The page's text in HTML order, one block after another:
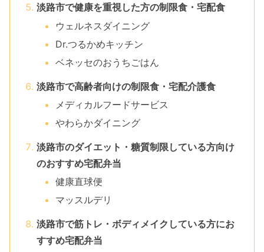
淡路市で健康を重視した方の制限食・宅配食
ウェルネスダイニング
Dr.つるかめキッチン
ベネッセのおうちごはん
淡路市で高齢者向けの制限食・宅配介護食
メディカルフードサービス
やわらかダイニング
淡路市のダイエット・糖質制限している方向け
のおすすめ宅配弁当
健康直球便
マッスルデリ
淡路市で筋トレ・ボディメイクしている方にお
すすめ宅配弁当